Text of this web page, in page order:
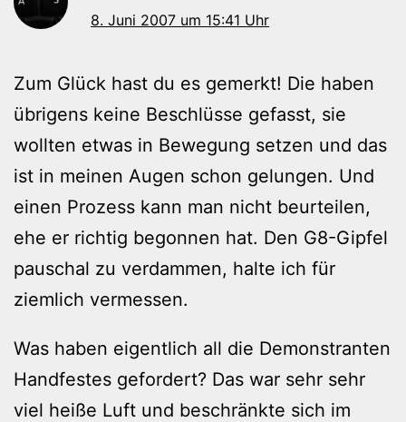
8. Juni 2007 um 15:41 Uhr
Zum Glück hast du es gemerkt! Die haben
übrigens keine Beschlüsse gefasst, sie
wollten etwas in Bewegung setzen und das
ist in meinen Augen schon gelungen. Und
einen Prozess kann man nicht beurteilen,
ehe er richtig begonnen hat. Den G8-Gipfel
pauschal zu verdammen, halte ich für
ziemlich vermessen.
Was haben eigentlich all die Demonstranten
Handfestes gefordert? Das war sehr sehr
viel heiße Luft und beschränkte sich im